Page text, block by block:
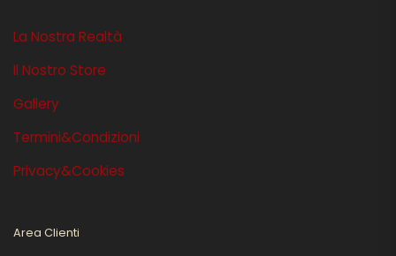
La Nostra Realtà
Il Nostro Store
Gallery
Termini&Condizioni
Privacy&Cookies
Area Clienti